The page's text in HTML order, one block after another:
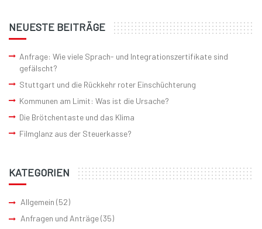
NEUESTE BEITRÄGE
Anfrage: Wie viele Sprach- und Integrationszertifikate sind
gefälscht?
Stuttgart und die Rückkehr roter Einschüchterung
Kommunen am Limit: Was ist die Ursache?
Die Brötchentaste und das Klima
Filmglanz aus der Steuerkasse?
KATEGORIEN
Allgemein (52)
Anfragen und Anträge(35)